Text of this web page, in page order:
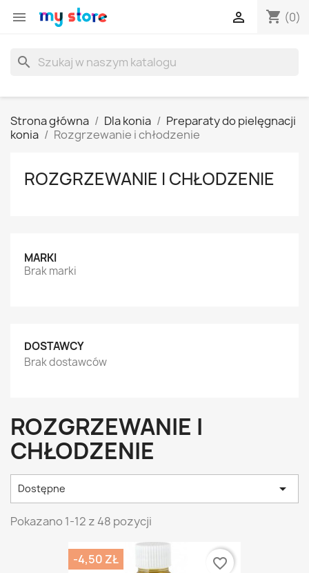
 shopping_cart (0)

search
Strona główna Dla konia
Preparaty do pielęgnacji
konia
Rozgrzewanie i chłodzenie
ROZGRZEWANIE I CHŁODZENIE
MARKI
Brak marki
DOSTAWCY
Brak dostawców
ROZGRZEWANIE I
CHŁODZENIE
Dostępne 
Pokazano 1-12 z 48 pozycji
-4,50 ZŁ favorite_border